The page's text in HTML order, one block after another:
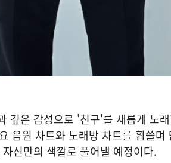
깊은 감성으로 '친구'를 새롭게 노
음원 차트와 노래방 차트를 휩쓸며
신만의 색깔로 풀어낼 예정이다.